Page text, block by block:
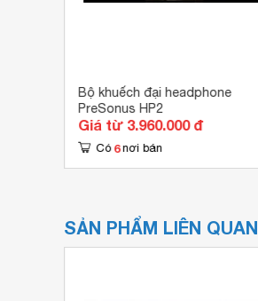
Bộ khuếch đại headphone
PreSonus HP2
Giá từ 3.960.000 đ
Có 6 nơi bán
SẢN PHẨM LIÊN QUAN